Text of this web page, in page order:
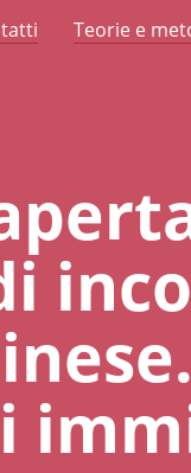
Teorie e